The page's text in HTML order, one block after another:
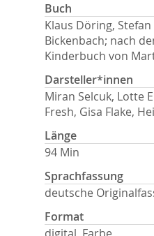
Buch
Klaus Döring,
Bickenbach; nach
Kinderbuch von
Darsteller*innen
Miran Selcuk, Lotte
Fresh, Gisa Flake,
Länge
94 Min
Sprachfassung
deutsche
Format